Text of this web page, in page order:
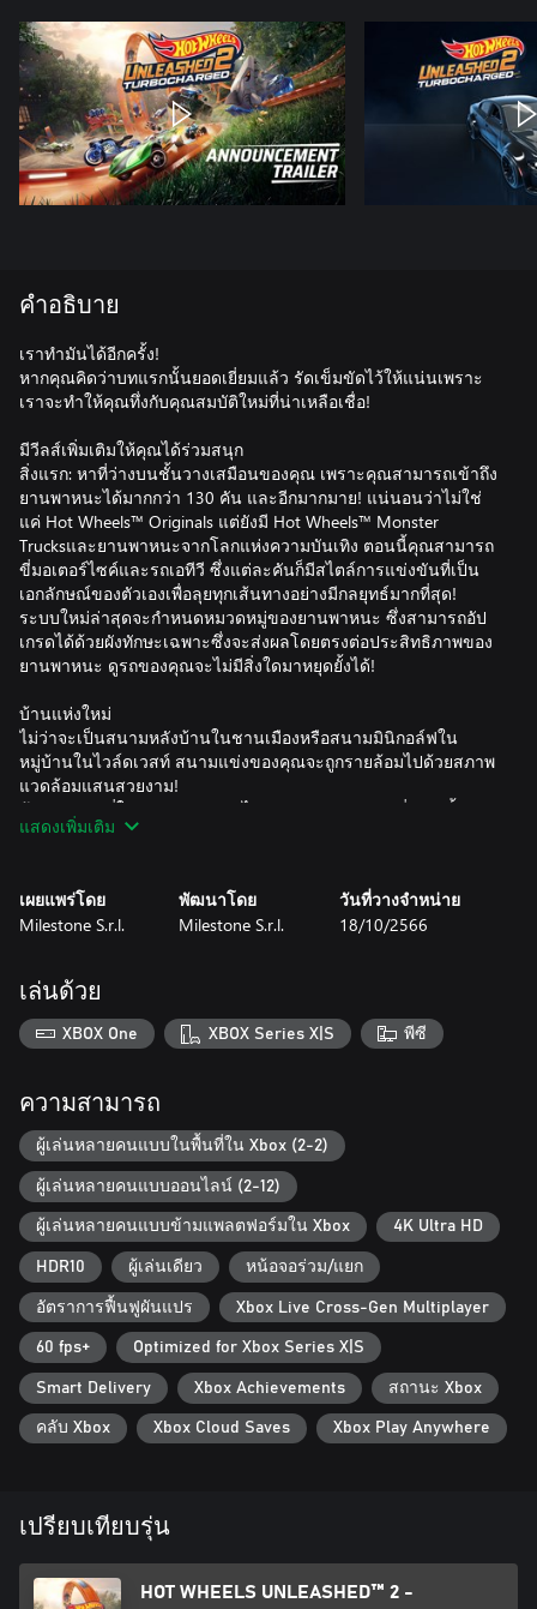
คำอธิบาย
เราทำมันได้อีกครั้ง!
หากคุณคิดว่าบทแรกนั้นยอดเยี่ยมแล้ว รัดเข็มขัดไว้ให้แน่นเพราะ
เราจะทำให้คุณทึ่งกับคุณสมบัติใหม่ที่น่าเหลือเชื่อ!
มีวีลส์เพิ่มเติมให้คุณได้ร่วมสนุก
สิ่งแรก: หาที่ว่างบนชั้นวางเสมือนของคุณ เพราะคุณสามารถเข้าถึง
ยานพาหนะได้มากกว่า 130 คัน และอีกมากมาย! แน่นอนว่าไม่ใช่
แค่ Hot Wheels™ Originals แต่ยังมี Hot Wheels™ Monster
Trucksและยานพาหนะจากโลกแห่งความบันเทิง ตอนนี้คุณสามารถ
ขี่มอเตอร์ไซค์และรถเอทีวี ซึ่งแต่ละคันก็มีสไตล์การแข่งขันที่เป็น
เอกลักษณ์ของตัวเองเพื่อลุยทุกเส้นทางอย่างมีกลยุทธ์มากที่สุด!
ระบบใหม่ล่าสุดจะกำหนดหมวดหมู่ของยานพาหนะ ซึ่งสามารถอัป
เกรดได้ด้วยผังทักษะเฉพาะซึ่งจะส่งผลโดยตรงต่อประสิทธิภาพของ
ยานพาหนะ ดูรถของคุณจะไม่มีสิ่งใดมาหยุดยั้งได้!
บ้านแห่งใหม่
ไม่ว่าจะเป็นสนามหลังบ้านในชานเมืองหรือสนามมินิกอล์ฟใน
หมู่บ้านในไวล์ดเวสท์ สนามแข่งของคุณจะถูกรายล้อมไปด้วยสภาพ
แวดล้อมแสนสวยงาม!
ค้นพบสถานที่ใหม่ล่าสุด 5 แห่ง ไขความลับของสถานที่เหล่านั้น
แล้วคุณจะรู้สึกเหมือนอยู่บ้านที่นั่นและบนโพเดียม
อื่นๆ จะส่งผลต่อการควบคุมรถโดยตรง: ซึ่งเป็นสิ่งที่ควรคำนึงถึงเมื่อ
คุณเลือกรถ ในขณะนี้การเล่นอย่างมีกลยุทธ์จะมีบทบาทมากขึ้น!
โชว์ลีลาของคุณ
ก่อนที่จะสร้างความประทับใจให้กับคู่ต่อสู้ของคุณด้วยชัยชนะอันยิ่ง
ใหญ่ ปล่อยให้พวกเขาพูดไม่ออกด้วยท่วงท่าบอันน่าตื่นเต้นใหม่!
นอกจากดริฟต์ และ Boostตอนนี้คุณสามารถอวดการแดชข้างและ
นั้นอย่างชาญฉลาดและถูกเวลาเพื่อชนคู่แข่งของคุณและเตะพวก
และด้วยการกระแบบใหม่ คุณสามารถหลีกหนีการจราจรข้างหน้า
และพบกับทางลัดลับใหม่ๆ ได้!
ในแบบที่คุณชอบ
คุณเป็นคนบ้าระห่ำที่เปลี่ยนทุกการแข่งขันให้เป็นสิ่งที่น่าตื่นเต้น
เร้าใจมากที่สุดหรือไม่ หรือบางทีคุณเป็นประเภทที่ชอบทดสอบขีด
จำกัดของตัวเอง? คุณได้พูดว่า "แฟนตัวยงของการปะทะครั้งใหญ่"
หรือไม่?HOT WHEELS UNLEASHED™ 2 - Turbocharged ทำให้เกิด
สิ่งเหล่านั้นทั้งหมดและอีกมากมาย โหมดเกมที่แตกต่างกันสำหรับทุก
"ความสนุก" ที่มีความหมายสำหรับคุณ ทั้งออฟไลน์และออนไลน์
ปลดปล่อยความคิดสร้างสรรค์ของคุณ!
เอดิเตอร์ที่มีชื่อเสียงที่สุดกลับมาแล้ว! สร้างเส้นทางในฝันของคุณ
และมีการพัฒนาLivery Editor คือสิ่งที่คุณต้องการ: ด้วยเครื่องมือ
และรูปร่างเพื่อสร้างผลงานชิ้นเอกของคุณได้ เรามั่นใจว่าสิ่งที่ดี
ที่สุดจะมาจากจินตนาการของคุณ!
แสดงเพิ่มเติม
เผยแพร่โดย
Milestone S.r.l.
พัฒนาโดย
Milestone S.r.l.
วันที่วางจำหน่าย
18/10/2566
เล่นด้วย
XBOX One XBOX Series X|S พีซี
ความสามารถ
ผู้เล่นหลายคนแบบในพื้นที่ใน Xbox (2-2)
ผู้เล่นหลายคนแบบออนไลน์ (2-12)
ผู้เล่นหลายคนแบบข้ามแพลตฟอร์มใน Xbox 4K Ultra HD
HDR10 ผู้เล่นเดียว หน้อจอร่วม/แยก
อัตราการฟื้นฟูผันแปร Xbox Live Cross-Gen Multiplayer
60 fps+ Optimized for Xbox Series X|S
Smart Delivery Xbox Achievements สถานะ Xbox
คลับ Xbox Xbox Cloud Saves Xbox Play Anywhere
เปรียบเทียบรุ่น
HOT WHEELS UNLEASHED™ 2 -